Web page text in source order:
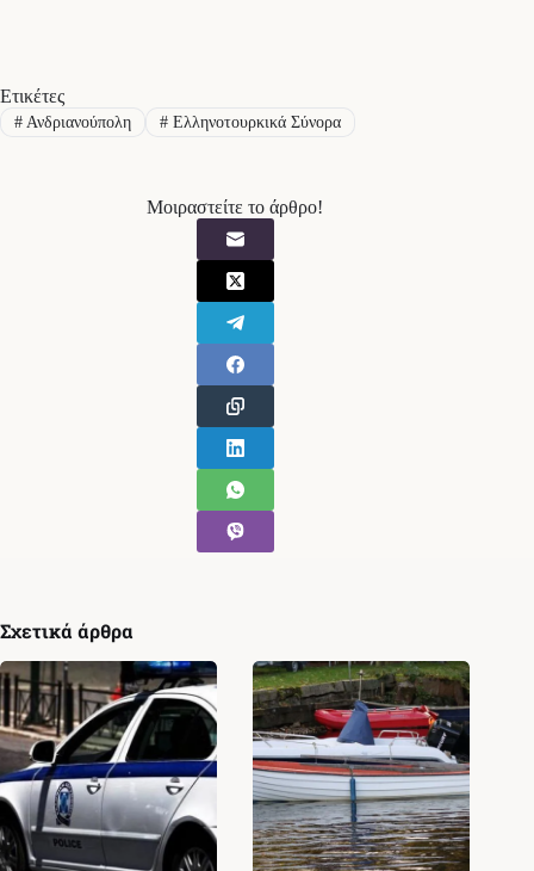
Ετικέτες
#Ανδριανούπολη #Ελληνοτουρκικά Σύνορα
Μοιραστείτε το άρθρο!
Σχετικά άρθρα